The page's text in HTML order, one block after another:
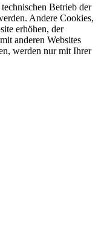
Betrieb der
Andere Cookies,
erhöhen, der
anderen Websites
werden nur mit Ihrer